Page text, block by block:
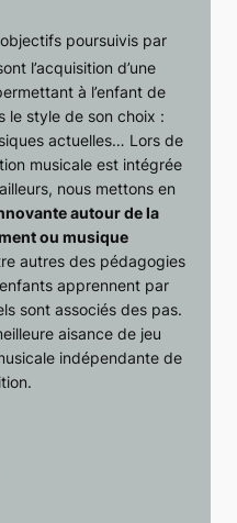
poursuivis par
l’acquisition d’une
à l’enfant de
le style de son choix :
actuelles… Lors de
musicale est intégrée
nous mettons en
autour de la
ou musique
autres des pédagogies
apprennent par
sont associés des pas.
aisance de jeu
indépendante de